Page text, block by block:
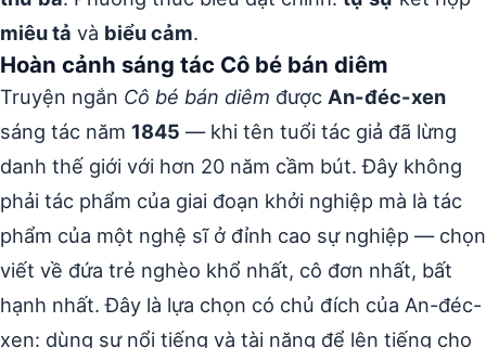
miêu tả và biểu cảm.
Hoàn cảnh sáng tác Cô bé bán diêm
Truyện ngắn Cô bé bán diêm được An-đéc-xen
sáng tác năm 1845 — khi tên tuổi tác giả đã lừng
danh thế giới với hơn 20 năm cầm bút. Đây không
phải tác phẩm của giai đoạn khởi nghiệp mà là tác
phẩm của một nghệ sĩ ở đỉnh cao sự nghiệp — chọn
viết về đứa trẻ nghèo khổ nhất, cô đơn nhất, bất
hạnh nhất. Đây là lựa chọn có chủ đích của An-đéc-
xen: dùng sự nổi tiếng và tài năng để lên tiếng cho